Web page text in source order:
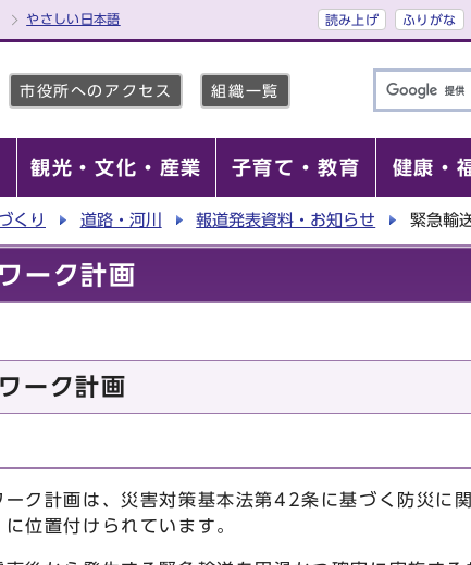
やさしい日本語 読み上げ ふりがな
市役所へのアクセス 組織一覧
観光・文化・産業 子育て・教育 健康・
くり 道路・河川 報道発表資料・お知らせ 緊急輸
ーク計画
ーク計画
ク計画は、災害対策基本法第42条に基づく防災に
位置付けられています。